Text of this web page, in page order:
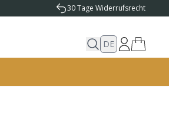
30 Tage Widerrufsrecht
DE